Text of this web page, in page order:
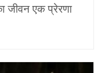
एक प्रेरणा